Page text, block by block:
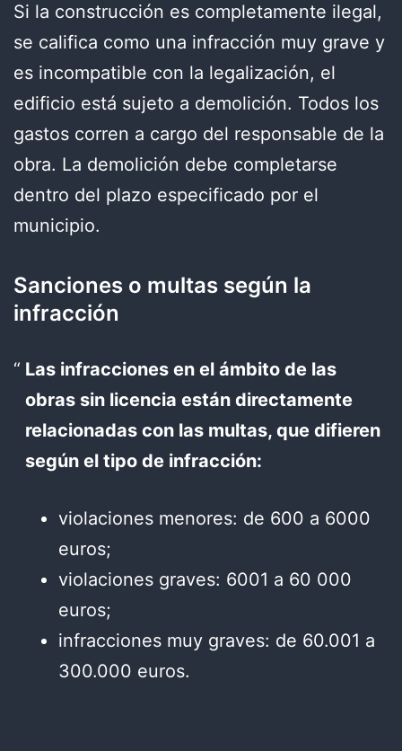
Si la construcción es completamente ilegal,
se califica como una infracción muy grave y
es incompatible con la legalización, el
edificio está sujeto a demolición. Todos los
gastos corren a cargo del responsable de la
obra. La demolición debe completarse
dentro del plazo especificado por el
municipio.
Sanciones o multas según la
infracción
Las infracciones en el ámbito de las
obras sin licencia están directamente
relacionadas con las multas, que difieren
según el tipo de infracción:
violaciones menores: de 600 a 6000
euros;
violaciones graves: 6001 a 60 000
euros;
infracciones muy graves: de 60.001 a
300.000 euros.